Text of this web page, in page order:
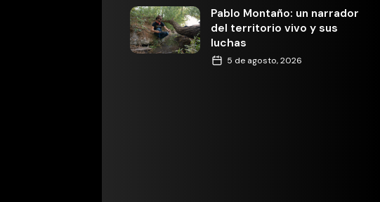
Pablo Montaño: un narrador
del territorio vivo y sus
luchas
5 de agosto, 2026